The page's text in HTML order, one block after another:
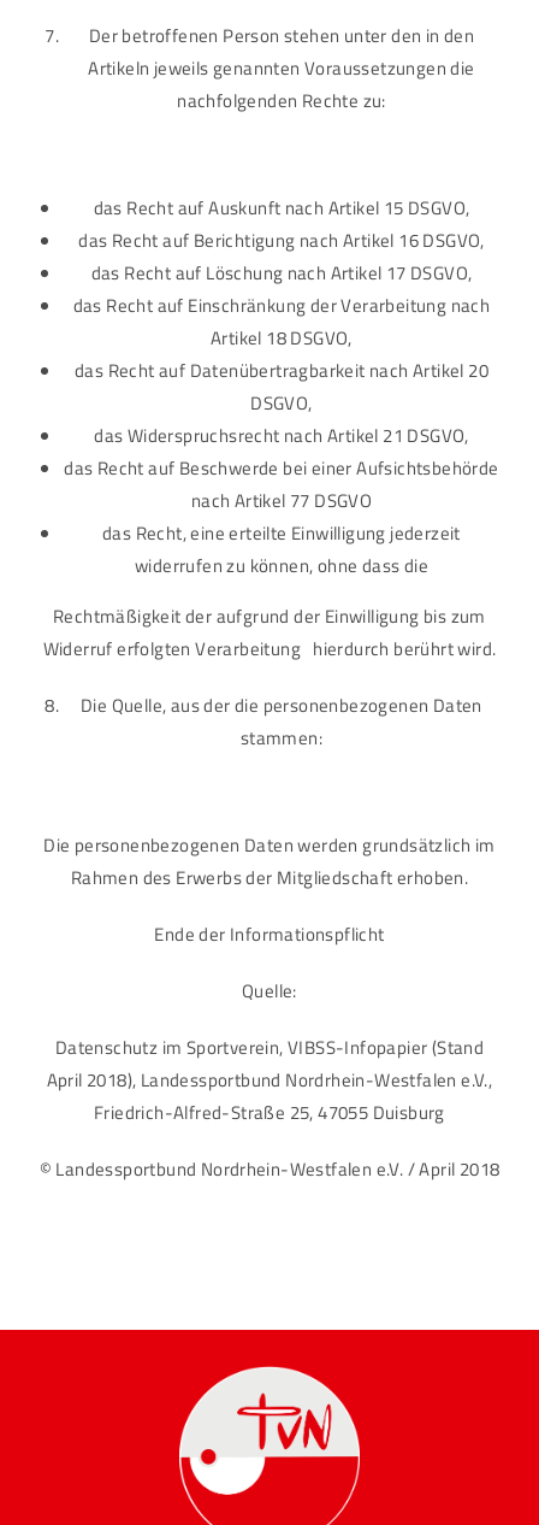
Der betroffenen Person stehen unter den in den
Artikeln jeweils genannten Voraussetzungen die
nachfolgenden Rechte zu:
das Recht auf Auskunft nach Artikel 15 DSGVO,
das Recht auf Berichtigung nach Artikel 16 DSGVO,
das Recht auf Löschung nach Artikel 17 DSGVO,
das Recht auf Einschränkung der Verarbeitung nach
Artikel 18 DSGVO,
das Recht auf Datenübertragbarkeit nach Artikel 20
DSGVO,
das Widerspruchsrecht nach Artikel 21 DSGVO,
das Recht auf Beschwerde bei einer Aufsichtsbehörde
nach Artikel 77 DSGVO
das Recht, eine erteilte Einwilligung jederzeit
widerrufen zu können, ohne dass die
Rechtmäßigkeit der aufgrund der Einwilligung bis zum
Widerruf erfolgten Verarbeitung hierdurch berührt wird.
Die Quelle, aus der die personenbezogenen Daten
stammen:
Die personenbezogenen Daten werden grundsätzlich im
Rahmen des Erwerbs der Mitgliedschaft erhoben.
Ende der Informationspflicht
Quelle:
Datenschutz im Sportverein, VIBSS-Infopapier (Stand
April 2018), Landessportbund Nordrhein-Westfalen e.V.,
Friedrich-Alfred-Straße 25, 47055 Duisburg
© Landessportbund Nordrhein-Westfalen e.V. / April 2018